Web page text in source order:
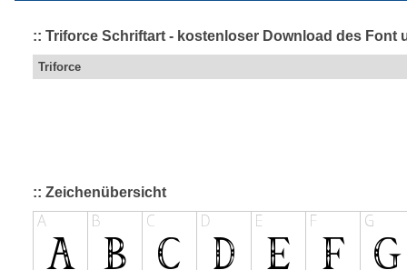
:: Triforce Schriftart - kostenloser Download des Font
Triforce
:: Zeichenübersicht